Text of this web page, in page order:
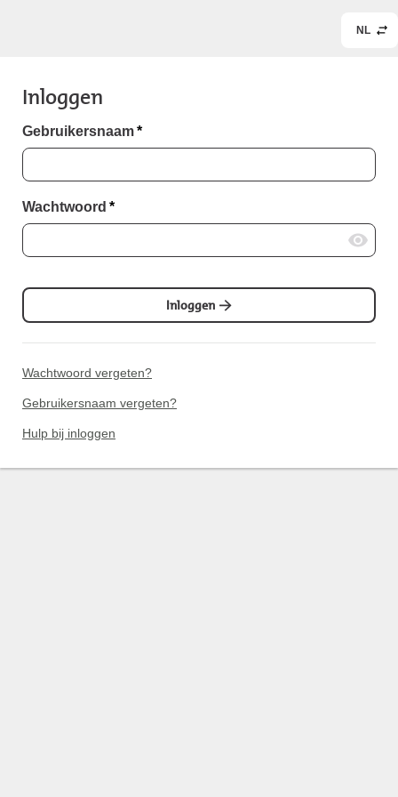
NL
Inloggen
Gebruikersnaam*
Wachtwoord *
Inloggen
Wachtwoord vergeten?
Gebruikersnaam vergeten?
Hulp bij inloggen